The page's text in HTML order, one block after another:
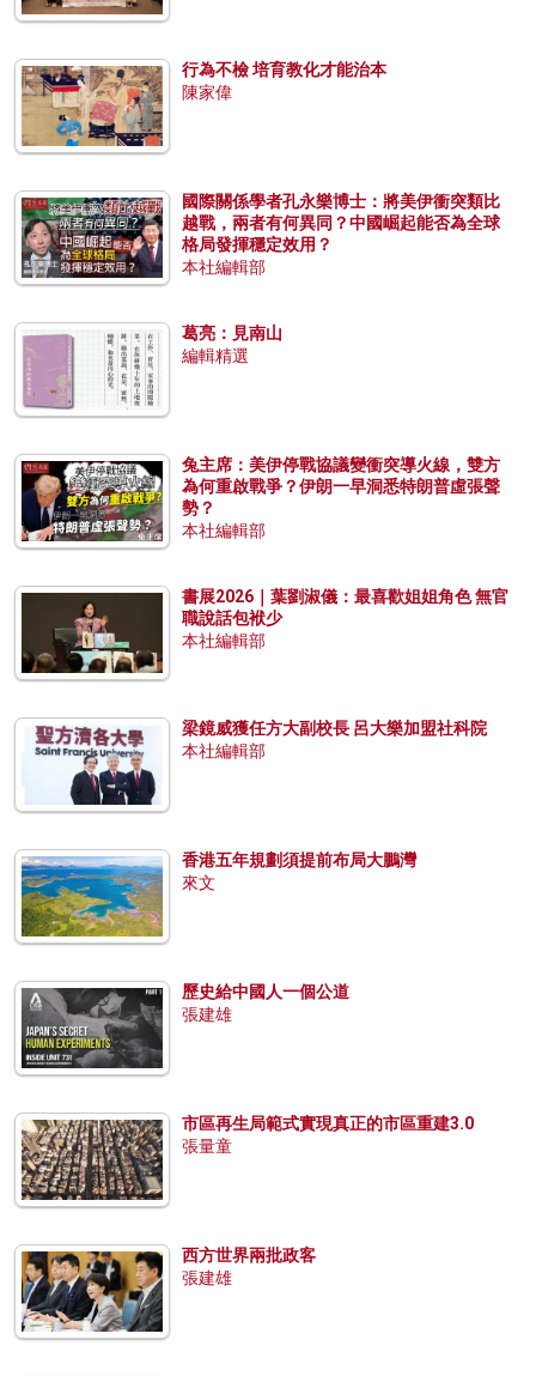
行為不檢 培育教化才能治本
陳家偉
國際關係學者孔永樂博士：將美伊衝突類比
越戰，兩者有何異同？中國崛起能否為全球
格局發揮穩定效用？
本社編輯部
葛亮：見南山
編輯精選
兔主席：美伊停戰協議變衝突導火線，雙方
為何重啟戰爭？伊朗一早洞悉特朗普虛張聲
勢？
本社編輯部
書展2026｜葉劉淑儀：最喜歡姐姐角色 無官
職說話包袱少
本社編輯部
梁鏡威獲任方大副校長 呂大樂加盟社科院
本社編輯部
香港五年規劃須提前布局大鵬灣
來文
歷史給中國人一個公道
張建雄
市區再生局範式實現真正的市區重建3.0
張量童
西方世界兩批政客
張建雄